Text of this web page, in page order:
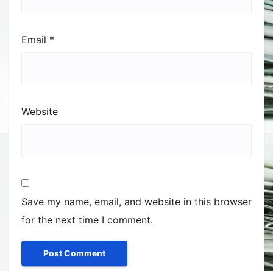
Email *
Website
Save my name, email, and website in this browser
for the next time I comment.